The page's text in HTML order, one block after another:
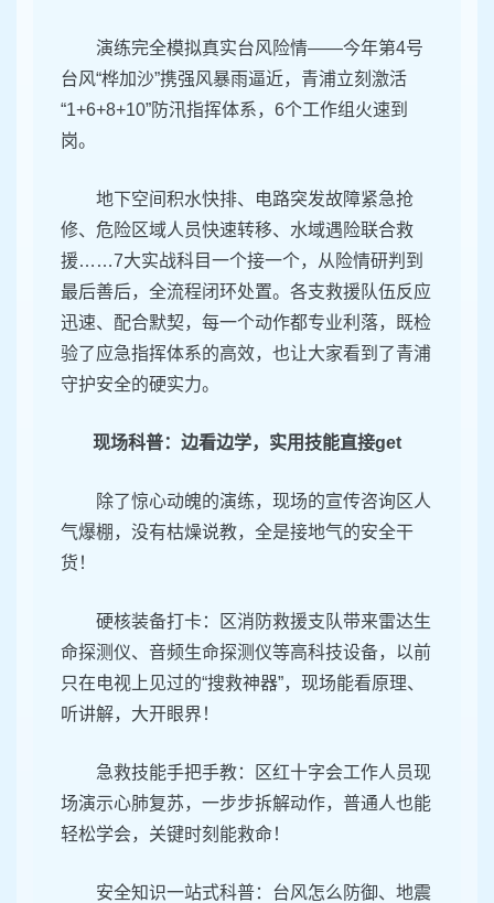
演练完全模拟真实台风险情——今年第4号
台风“桦加沙”携强风暴雨逼近，青浦立刻激活
“1+6+8+10”防汛指挥体系，6个工作组火速到
岗。
地下空间积水快排、电路突发故障紧急抢
修、危险区域人员快速转移、水域遇险联合救
援……7大实战科目一个接一个，从险情研判到
最后善后，全流程闭环处置。各支救援队伍反应
迅速、配合默契，每一个动作都专业利落，既检
验了应急指挥体系的高效，也让大家看到了青浦
守护安全的硬实力。
现场科普：边看边学，实用技能直接get
除了惊心动魄的演练，现场的宣传咨询区人
气爆棚，没有枯燥说教，全是接地气的安全干
货！
硬核装备打卡：区消防救援支队带来雷达生
命探测仪、音频生命探测仪等高科技设备，以前
只在电视上见过的“搜救神器”，现场能看原理、
听讲解，大开眼界！
急救技能手把手教：区红十字会工作人员现
场演示心肺复苏，一步步拆解动作，普通人也能
轻松学会，关键时刻能救命！
安全知识一站式科普：台风怎么防御、地震